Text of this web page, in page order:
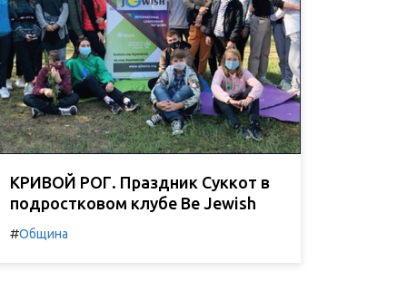
КРИВОЙ РОГ. Праздник Суккот в
подростковом клубе Be Jewish
#Община